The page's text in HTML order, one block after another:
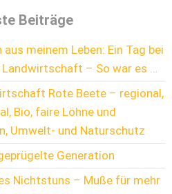
Beiträge
meinem Leben: Ein Tag bei
– So war es …
Rote Beete – regional,
Bio, faire Löhne und
Umwelt- und Naturschutz
Generation
Nichtstuns – Muße für mehr